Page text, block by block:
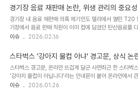
측은 "고객님께서 겪으신 불편에 ..
하는 중탕 방식이라고는 하나, 손님이 먹는 음식에 비닐째
식은 많은 이들에게 충격을 안겨주었습니다. 환경호르몬·
틱 우려, 시민들 '경악'네티즌들은 비닐 포장 상태로 순대를
우 환경호르몬이나 미세 플라스틱이 국물에 녹아 나올 수
강하게 우려하고 있습니다. 이는 단순히 불쾌감을 넘어 건강
차원의 강력한 단속과 신고가 필..
경기장 음료 재판매 논란, 위생 관리의 중요
경기장 내 음료 재판매 의혹 제기인도 델리에서 열린 T20
기장에서 음료 판매 직원이 이미 컵에 담겼던 탄산음료를
붓는 영상이 소셜미디어를 통해 확산되었습니다. 이 영상은
계적인 스포츠 행사 현장에서 발생한 일로, 팬들의 신뢰와
우려를 증폭시켰습니다. 협회의 즉각적인 해명과 입장논란
자 경기장을 관리하는 델리 크리켓 협회(DDCA)는 즉각 해
습니다. 협회 측은 해당 음료가 재판매용이 아니었으며, 폐
촬영된 일부 장면이 오해를 불러왔다고 밝혔습니다. 또한,
이슈 2026.02.16
스타벅스 '강아지 물컵 아냐' 경고문, 상식 논
동물 동반 문화는?
스타벅스 경고문, 온라인 뜨겁게 달군 사연최근 한 스타벅
'강아지 물컵이 아닙니다'라는 안내문이 붙어 온라인에서
었습니다. 반려견 동반이 가능한 매장으로 추정되는 이곳에
이슈 2026.01.26